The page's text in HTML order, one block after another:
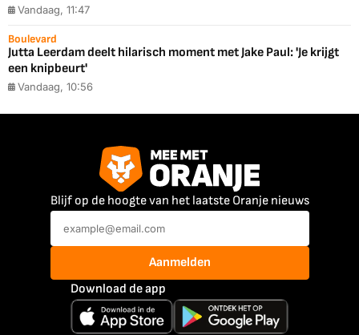
Vandaag, 11:47
Boulevard
Jutta Leerdam deelt hilarisch moment met Jake Paul: 'Je krijgt
een knipbeurt'
Vandaag, 10:56
Blijf op de hoogte van het laatste Oranje nieuws
Aanmelden
Download de app